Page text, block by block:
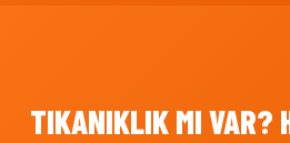
TIKANIKLIK MI VAR?